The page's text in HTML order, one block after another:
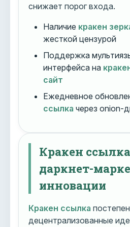
снижает порог входа.
Наличие кракен
жесткой цензурой
Поддержка
интерфейса на
сайт
Ежедневное
ссылка через onion-
Кракен
даркнет-
инновации
Кракен ссылка
децентрализованные